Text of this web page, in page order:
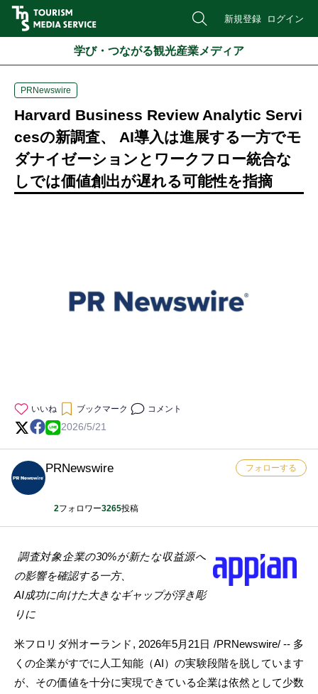
新規登録 ログイン
学び・つながる観光産業メディア
PRNewswire
Harvard Business Review Analytic Servi
cesの新調査、 AI導入は進展する一方でモ
ダナイゼーションとワークフロー統合な
しでは価値創出が遅れる可能性を指摘
いいね ブックマーク コメント
2026/5/21
PRNewswire
2フォロワー3265投稿
フォローする
調査対象企業の30%が新たな収益源へ
の影響を確認する一方、
AI成功に向けた大きなギャップが浮き彫
りに
米フロリダ州オーランド , 2026年5月21日 /PRNewswire/ -- 多
くの企業がすでに人工知能（AI）の実験段階を脱しています
が、その価値を十分に実現できている企業は依然として少数